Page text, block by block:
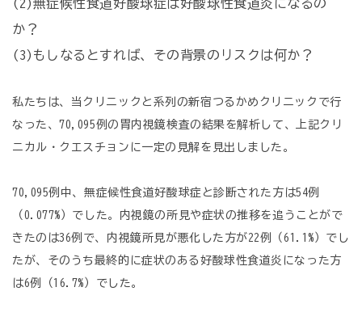
(2)無症候性食道好酸球症は好酸球性食道炎になるの
か？
(3)もしなるとすれば、その背景のリスクは何か？
私たちは、当クリニックと系列の新宿つるかめクリニックで行
なった、70,095例の胃内視鏡検査の結果を解析して、上記クリ
ニカル・クエスチョンに一定の見解を見出しました。
70,095例中、無症候性食道好酸球症と診断された方は54例
（0.077%）でした。内視鏡の所見や症状の推移を追うことがで
きたのは36例で、内視鏡所見が悪化した方が22例（61.1%）でし
たが、そのうち最終的に症状のある好酸球性食道炎になった方
は6例（16.7%）でした。